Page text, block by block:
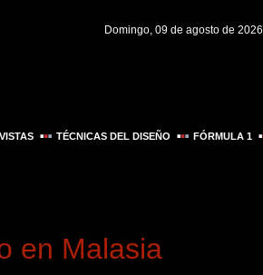
Domingo, 09 de agosto de 2026
TÉCNICAS DEL DISEÑO FÓRMULA 1
en Malasia